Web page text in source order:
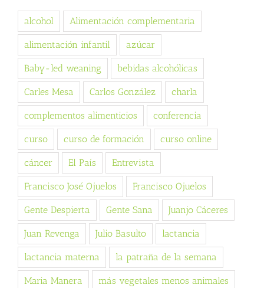
alcohol Alimentación complementaria
alimentación infantil azúcar
Baby-led weaning bebidas alcohólicas
Carles Mesa Carlos González charla
complementos alimenticios conferencia
curso curso de formación curso online
cáncer El País Entrevista
Francisco José Ojuelos Francisco Ojuelos
Gente Despierta Gente Sana Juanjo Cáceres
Juan Revenga Julio Basulto lactancia
lactancia materna la patraña de la semana
Maria Manera más vegetales menos animales